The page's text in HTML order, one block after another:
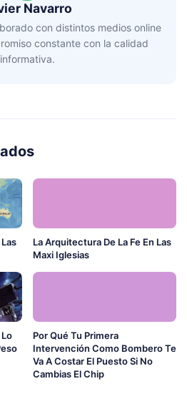
Navarro
con distintos medios online
constante con la calidad
informativa.
La Arquitectura De La Fe En Las
Maxi Iglesias
Por Qué Tu Primera
Intervención Como Bombero Te
Va A Costar El Puesto Si No
Cambias El Chip